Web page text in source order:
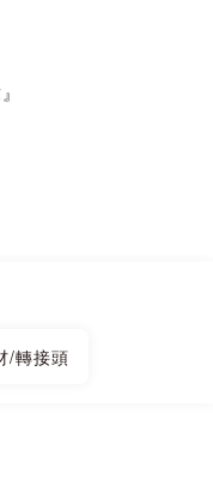
/轉接頭